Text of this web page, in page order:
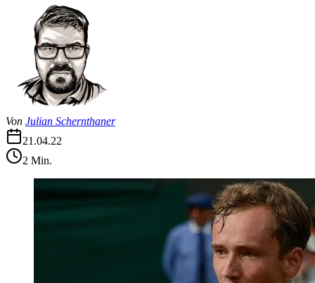
Von Julian Schernthaner
21.04.22
2 Min.